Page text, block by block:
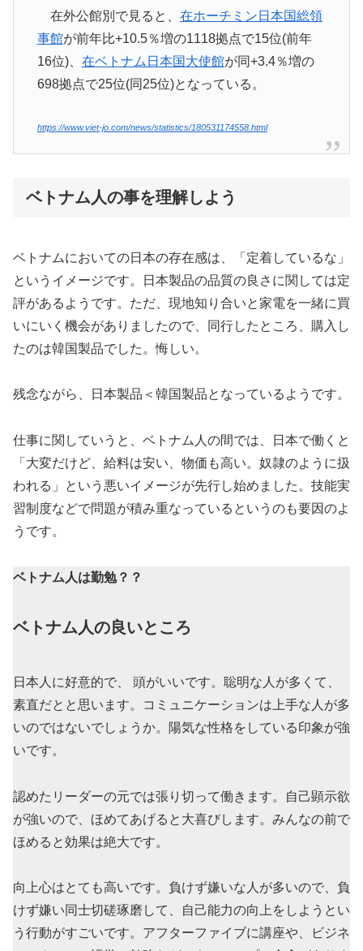
在外公館別で見ると、 在ホーチミン日本国総領
事館が前年比+10.5％増の1118拠点で15位(前年
16位)、 在ベトナム日本国大使館が同+3.4％増の
698拠点で25位(同25位)となっている。
https://www.viet-jo.com/news/statistics/180531174558.html
ベトナム人の事を理解しよう
ベトナムにおいての日本の存在感は、「定着しているな」
というイメージです。日本製品の品質の良さに関しては定
評があるようです。ただ、現地知り合いと家電を一緒に買
いにいく機会がありましたので、同行したところ、購入し
たのは韓国製品でした。悔しい。
残念ながら、日本製品＜韓国製品となっているようです。
仕事に関していうと、ベトナム人の間では、日本で働くと
「大変だけど、給料は安い、物価も高い。奴隷のように扱
われる」という悪いイメージが先行し始めました。技能実
習制度などで問題が積み重なっているというのも要因のよ
うです。
ベトナム人は勤勉？？
ベトナム人の良いところ
日本人に好意的で、 頭がいいです。聡明な人が多くて、
素直だとと思います。コミュニケーションは上手な人が多
いのではないでしょうか。陽気な性格をしている印象が強
いです。
認めたリーダーの元では張り切って働きます。自己顕示欲
が強いので、ほめてあげると大喜びします。みんなの前で
ほめると効果は絶大です。
向上心はとても高いです。負けず嫌いな人が多いので、負
けず嫌い同士切磋琢磨して、自己能力の向上をしようとい
う行動がすごいです。アフターファイブに講座や、ビジネ